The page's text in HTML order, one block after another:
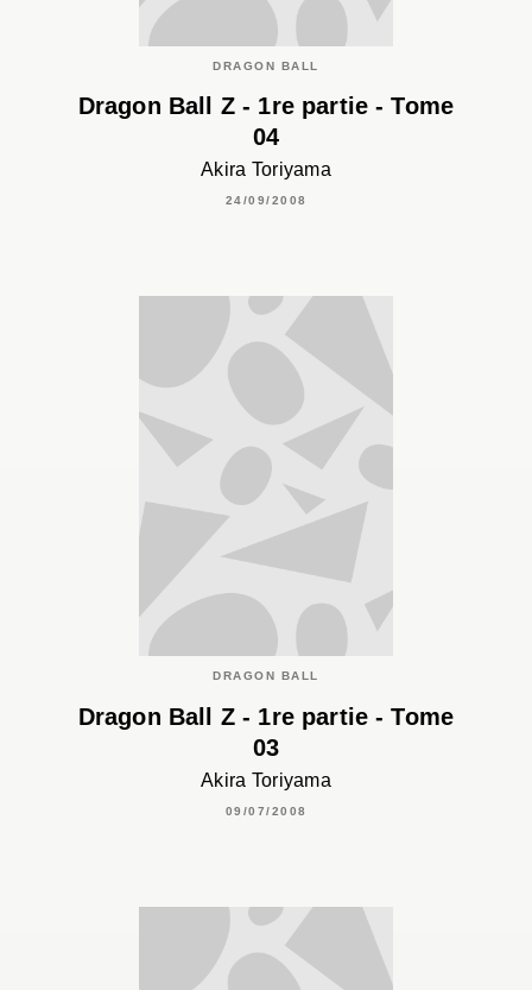
DRAGON BALL
Dragon Ball Z - 1re partie - Tome
04
Akira Toriyama
24/09/2008
DRAGON BALL
Dragon Ball Z - 1re partie - Tome
03
Akira Toriyama
09/07/2008